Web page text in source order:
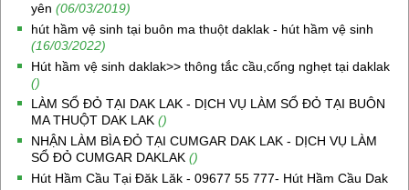
yên (06/03/2019)
hút hầm vệ sinh tại buôn ma thuột daklak - hút hầm vệ sinh
(16/03/2022)
Hút hầm vệ sinh daklak>> thông tắc cầu,cống nghẹt tại daklak
()
LÀM SỔ ĐỎ TẠI DAK LAK - DỊCH VỤ LÀM SỔ ĐỎ TẠI BUÔN
MA THUỘT DAK LAK ()
NHẬN LÀM BÌA ĐỎ TẠI CUMGAR DAK LAK - DỊCH VỤ LÀM
SỔ ĐỎ CUMGAR DAKLAK ()
Hút Hầm Cầu Tại Đăk Lăk - 09677 55 777- Hút Hầm Cầu Dak